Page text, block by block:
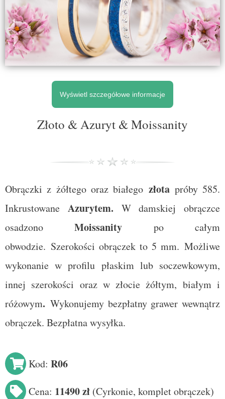
Wyświetl szczegółowe informacje
Złoto & Azuryt & Moissanity
Obrączki z żółtego oraz białegozłota próby 585.
Inkrustowane Azurytem. W damskiej obrączce
osadzono Moissanity po całym
obwodzie. Szerokości obrączek to 5 mm. Możliwe
wykonanie w profilu płaskim lub soczewkowym,
innej szerokości oraz w złocie żółtym, białym i
różowym. Wykonujemy bezpłatny grawer wewnątrz
obrączek. Bezpłatna wysyłka.
Kod: R06
Cena: 11490 zł (Cyrkonie, komplet obrączek)